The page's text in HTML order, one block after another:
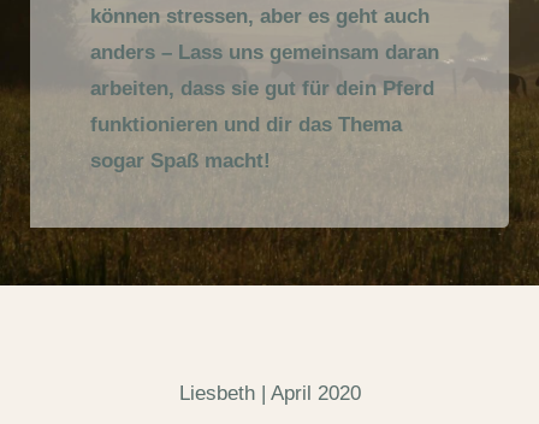
können stressen, aber es geht auch
anders – Lass uns gemeinsam daran
arbeiten, dass sie gut für dein Pferd
funktionieren und dir das Thema
sogar Spaß macht!
Liesbeth | April 2020